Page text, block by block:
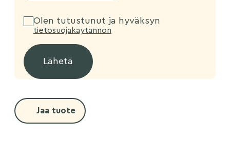
Olen tutustunut ja hyväksyn
tietosuojakäytännön
Jaa tuote